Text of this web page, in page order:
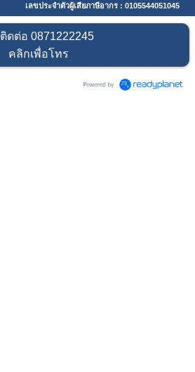
เลขประจำตัวผู้เสียภาษีอากร : 0105544051045
ติดต่อ0871222245
คลิกเพื่อโทร